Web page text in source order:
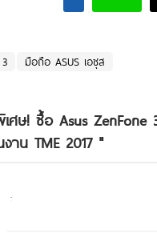
มือถือ ASUS เอซุส
ศษ! ซื้อ Asus
าน TME 2017"